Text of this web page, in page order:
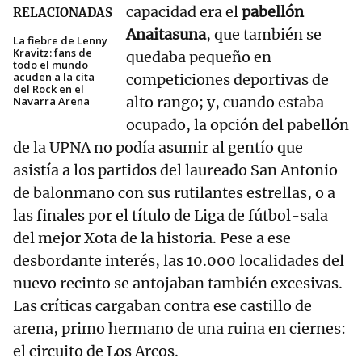
RELACIONADAS
La fiebre de Lenny
Kravitz: fans de
todo el mundo
acuden a la cita
del Rock en el
Navarra Arena
capacidad era elpabellón
Anaitasuna, que también se
quedaba pequeño en
competiciones deportivas de
alto rango; y, cuando estaba
ocupado, la opción del pabellón
de la UPNA no podía asumir al gentío que
asistía a los partidos del laureado San Antonio
de balonmano con sus rutilantes estrellas, o a
las finales por el título de Liga de fútbol-sala
del mejor Xota de la historia. Pese a ese
desbordante interés, las 10.000 localidades del
nuevo recinto se antojaban también excesivas.
Las críticas cargaban contra ese castillo de
arena, primo hermano de una ruina en ciernes:
el circuito de Los Arcos.